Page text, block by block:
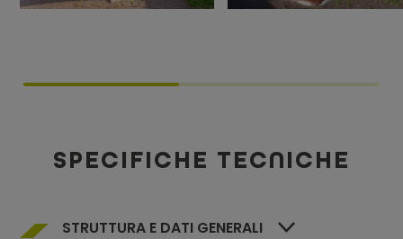
SPECIFICHE TECNICHE
STRUTTURA E DATI GENERALI